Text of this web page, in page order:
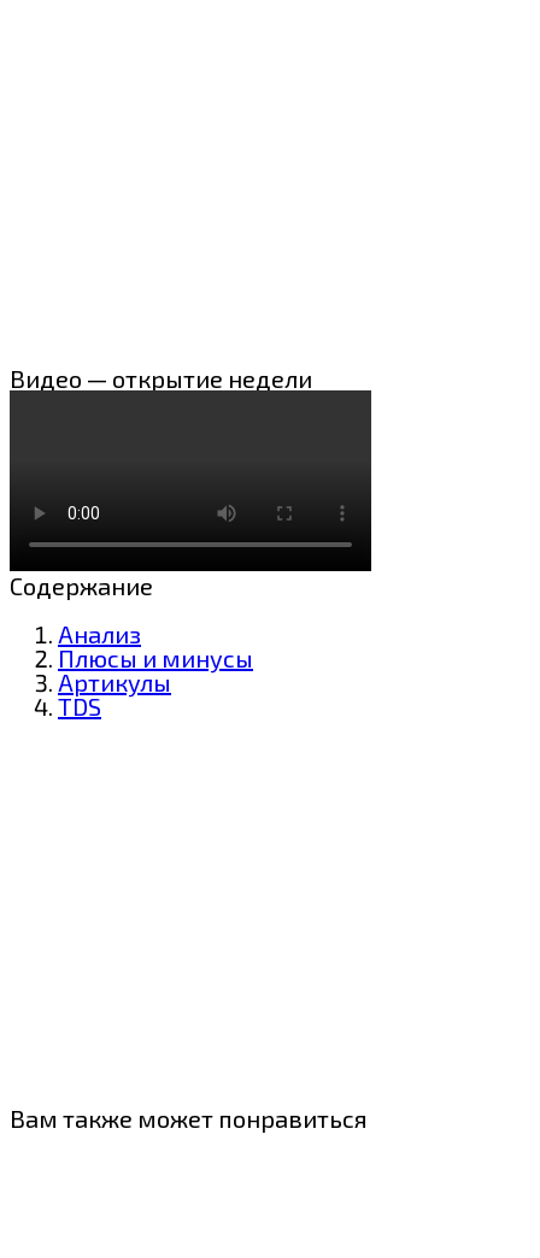
Видео — открытие недели
Содержание
Анализ
Плюсы и минусы
Артикулы
TDS
Вам также может понравиться